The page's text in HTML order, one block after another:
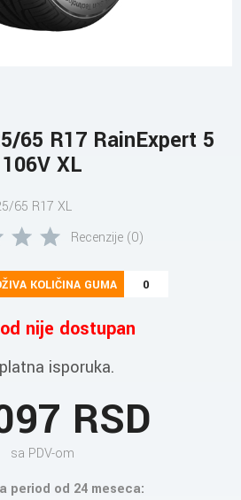
65 R17 RainExpert 5
106V XL
65 R17 XL
Recenzije (0)
KOLIČINA GUMA 0
nije dostupan
isporuka.
RSD
sa PDV-om
period od 24 meseca: